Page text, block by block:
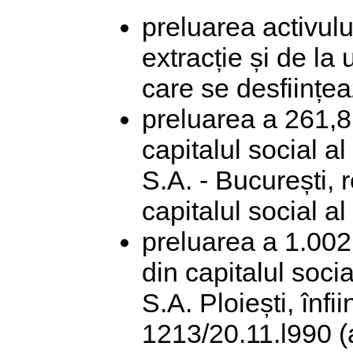
preluarea
extracție și de la
care se
preluarea a
capitalul social al
S.A. - București,
capitalul social
preluarea a
din capitalul
S.A. Ploiești,
1213/20.11.l990